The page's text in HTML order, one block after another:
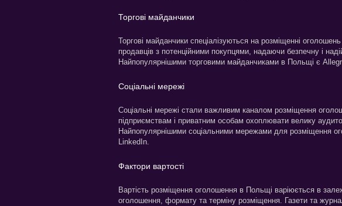
Торгові майданчики
Торгові майданчики спеціалізуються на розміщенні
продавців з потенційними покупцями, надаючи безпечну і
Найпопулярнішими торговими майданчиками в Польщі є
Соціальні мережі
Соціальні мережі стали важливим каналом розміщення
підприємствам і приватним особам охоплювати велику
Найпопулярнішими соціальними мережами для розміщення
LinkedIn.
Фактори вартості
Вартість розміщення оголошення в Польщі варіюється в
оголошення, формату та терміну розміщення. Газети та